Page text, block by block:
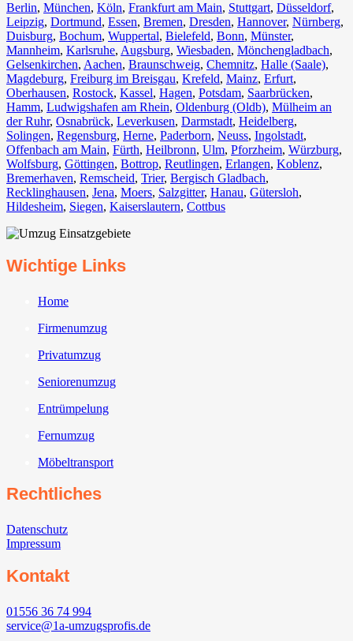
Berlin⁠, München, Köln⁠, Frankfurt am Main, Stuttgart, Düsseldorf,
Leipzig, Dortmund, Essen, Bremen, Dresden, Hannover, Nürnberg,
Duisburg⁠, Bochum, Wuppertal⁠, Bielefeld⁠, Bonn⁠, Münster⁠,
Mannheim, Karlsruhe, Augsburg, Wiesbaden⁠, Mönchengladbach⁠,
Gelsenkirchen⁠, Aachen⁠, Braunschweig, Chemnitz⁠, Halle (Saale)⁠,
Magdeburg, Freiburg im Breisgau⁠, Krefeld⁠, Mainz⁠, Erfurt,
Oberhausen⁠, Rostock⁠, Kassel⁠, Hagen, Potsdam, Saarbrücken⁠,
Hamm, Ludwigshafen am Rhein⁠, Oldenburg (Oldb), Mülheim an
der Ruhr, Osnabrück⁠, Leverkusen, Darmstadt⁠, Heidelberg,
Solingen, Regensburg, Herne⁠, Paderborn, Neuss, Ingolstadt,
Offenbach am Main, Fürth⁠, Heilbronn, Ulm⁠, Pforzheim, Würzburg,
Wolfsburg⁠, Göttingen, Bottrop, Reutlingen, Erlangen⁠, Koblenz,
Bremerhaven⁠, Remscheid, Trier⁠, Bergisch Gladbach,
Recklinghausen, Jena⁠, Moers⁠, Salzgitter⁠, Hanau, Gütersloh,
Hildesheim⁠, Siegen⁠, Kaiserslautern⁠, Cottbus⁠
Wichtige Links
Home
Firmenumzug
Privatumzug
Seniorenumzug
Entrümpelung
Fernumzug
Möbeltransport
Rechtliches
Datenschutz
Impressum
Kontakt
01556 36 74 994
service@1a-umzugsprofis.de